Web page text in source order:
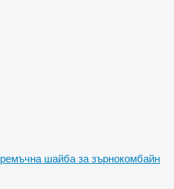
ремъчна шайба за зърнокомбайн